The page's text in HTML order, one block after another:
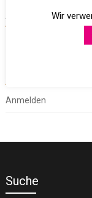
Archives
Anmelden
Suche
Wir